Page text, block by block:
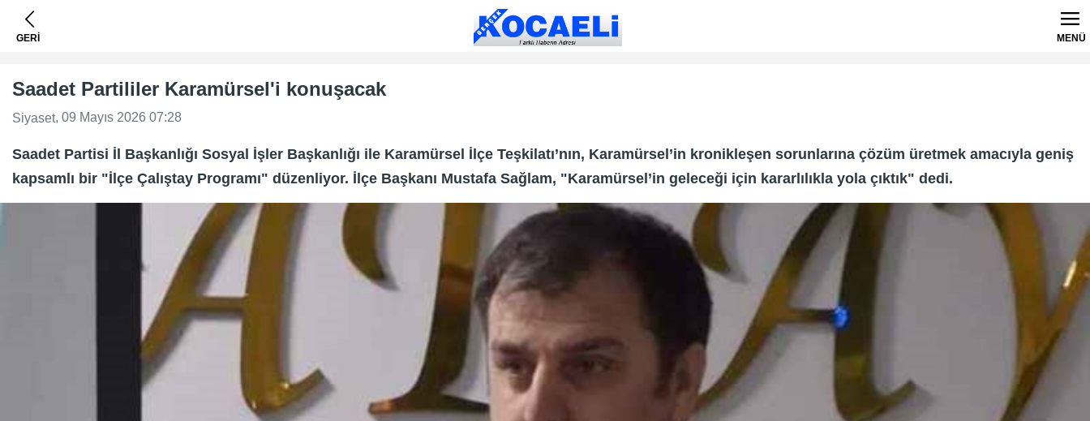
GERİ MENÜ
Saadet Partililer Karamürsel'i konuşacak
Siyaset, 09 Mayıs 2026 07:28
Saadet Partisi İl Başkanlığı Sosyal İşler Başkanlığı ile Karamürsel İlçe Teşkilatı’nın, Karamürsel’in kronikleşen sorunlarına çözüm üretmek amacıyla geniş
kapsamlı bir "İlçe Çalıştay Programı" düzenliyor. İlçe Başkanı Mustafa Sağlam, "Karamürsel’in geleceği için kararlılıkla yola çıktık" dedi.